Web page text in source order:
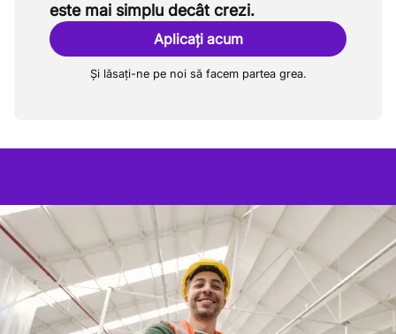
este mai simplu decât crezi.
Aplicați acum
Și lăsați-ne pe noi să facem partea grea.